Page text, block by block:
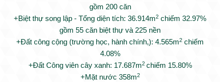
gồm 200 căn
+Biệt thự song lập - Tổng diện tích: 36.914m2 chiếm 32.97%
gồm 55 căn biệt thự và 225 nền
+Đất công cộng (trường học, hành chính,): 4.565m2 chiếm
4.08%
+Đất Công viên cây xanh: 17.687m2 chiếm 15.80%
+Mặt nước 358m2